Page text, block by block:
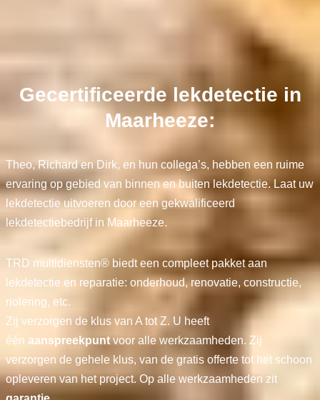
Gecertificeerde lekdetectie in
Maarheeze:
Theo, Richard en Dirk, en hun collega’s, hebben een ruime
ervaring op gebied van binnen en buiten lekdetectie. Laat uw
lekdetectie uitvoeren door een gekwalificeerd
lekdetectiebedrijf in Maarheeze.
TRD multidiensten® biedt een compleet pakket aan
lekdetectie en reparatie: onderhoud, renovatie, constructie,
riolering, etc.
Zij verzorgen de klus van A tot Z. U heeft
één aanspreekpuntvoor alle werkzaamheden. Zij
verzorgen de gehele klus, van de gratis offerte tot het schoon
opleveren van het project. Op alle werkzaamheden zit